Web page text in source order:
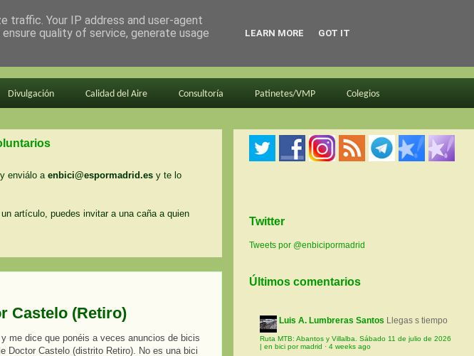
Divulgación Calidad del Aire Consultoría Patinetes/VMP Colegios
enviálo a enbici@espormadrid.es y te lo
artículo, puedes invitar a una caña a quien
Castelo (Retiro)
me dice que ponéis a veces anuncios de bicis
Doctor Castelo (distrito Retiro). No es una bici
Twitter
Tweets por @enbicipormadrid
Últimos comentarios
Luis A. Lumbreras Santos Llegas s tiempo
Ruta MTB: Abantos y Villalba. Sábado 11 de julio de 2026
| en bici por madrid · 4 weeks ago
traffic. Your IP address and user-agent
quality of service, generate usage
LEARN MORE GOT IT